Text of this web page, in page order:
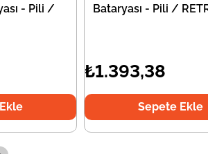
- Pili /
Bataryası - Pili /
₺1.393,38
Sepete Ekle